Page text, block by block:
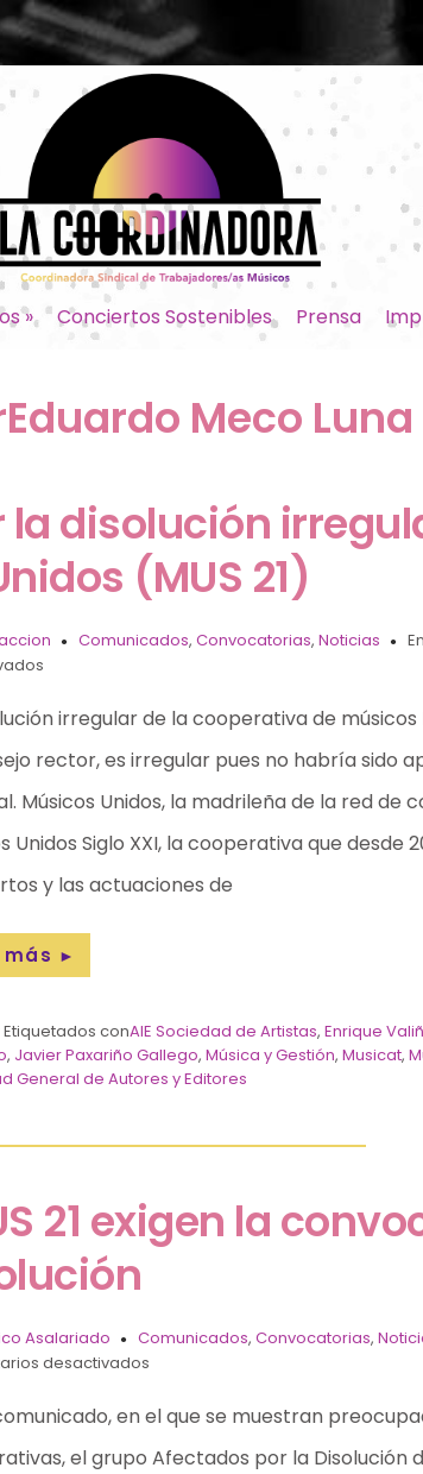
» Conciertos Sostenibles Prensa
Meco Luna
disolución
(MUS 21)
Comunicados,Convocatorias,Noticias
irregular de la cooperativa de músicos
rector, es irregular pues no habría sido
Músicos Unidos, la madrileña de la red de
Unidos Siglo XXI, la cooperativa que
y las actuaciones de
más ►
conAIE Sociedad de Artistas,Enrique
, Javier Paxariño Gallego,Música y Gestión,Musicat,
General de Autores y Editores
21 exigen la
Asalariado Comunicados,Convocatorias,
desactivados
en el que se muestran
el grupo Afectados por la Disolución